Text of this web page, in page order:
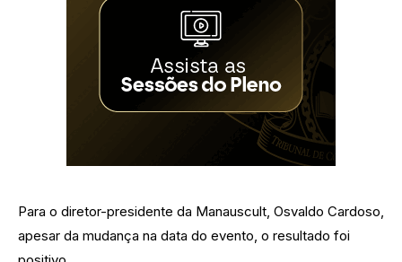
Para o diretor-presidente da Manauscult, Osvaldo Cardoso,
apesar da mudança na data do evento, o resultado foi